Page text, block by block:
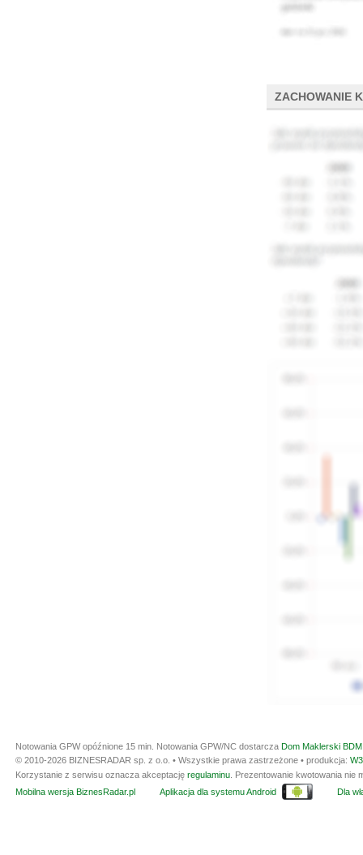
ZACHOWANIE
Notowania GPW opóźnione 15 min. Notowania GPW/NC dostarcza Dom Maklerski
© 2010-2026 BIZNESRADAR sp. z o.o. • Wszystkie prawa zastrzeżone • produkcja:
Korzystanie z serwisu oznacza akceptację regulaminu. Prezentowanie kwotowania nie
Mobilna wersja BiznesRadar.pl
Aplikacja dla systemu Android Dla